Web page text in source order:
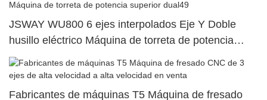
JSWAY WU800 6 ejes interpolados Eje Y Doble
husillo eléctrico Máquina de torreta de potencia
superior dual49
Fabricantes de máquinas T5 Máquina de fresado